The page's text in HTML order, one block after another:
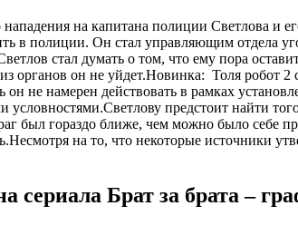
нападения на капитана полиции Светлова и
в полиции. Он стал управляющим отдела
стал думать о том, что ему пора
органов он не уйдет.Новинка: Толя робот 2
он не намерен действовать в рамках
условностями.Светлову предстоит найти
был гораздо ближе, чем можно было себе
на то, что некоторые источники
сериала Брат за брата –